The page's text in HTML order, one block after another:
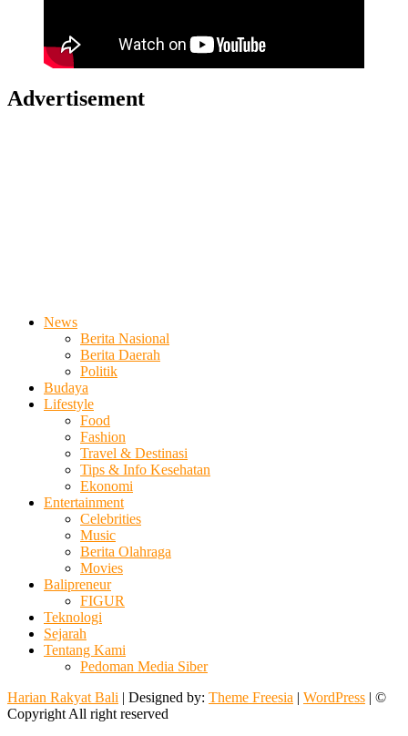
Advertisement
News
Berita Nasional
Berita Daerah
Politik
Budaya
Lifestyle
Food
Fashion
Travel & Destinasi
Tips & Info Kesehatan
Ekonomi
Entertainment
Celebrities
Music
Berita Olahraga
Movies
Balipreneur
FIGUR
Teknologi
Sejarah
Tentang Kami
Pedoman Media Siber
Harian Rakyat Bali | Designed by: Theme Freesia WordPress | ©
Copyright All right reserved